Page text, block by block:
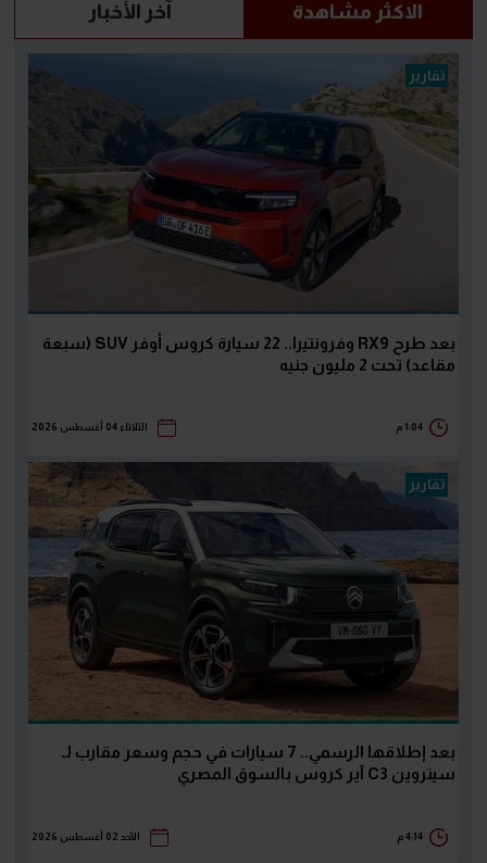
الاكثر مشاهدة آخر الأخبار
تقارير
بعد طرح RX9 وفرونتيرا.. 22 سيارة كروس أوفر SUV (سبعة
مقاعد) تحت 2 مليون جنيه
1:04 م الثلاثاء 04 أغسطس 2026
تقارير
بعد إطلاقها الرسمي.. 7 سيارات في حجم وسعر مقارب لـ
سيتروين C3 آير كروس بالسوق المصري
4:14 م الأحد 02 أغسطس 2026